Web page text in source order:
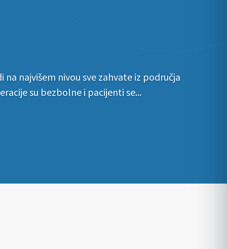
najvišem nivou sve zahvate iz područja
su bezbolne i pacijenti se...